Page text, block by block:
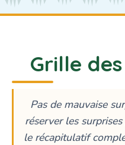
Grille
Pas de mauvaise
réserver les
le récapitulatif